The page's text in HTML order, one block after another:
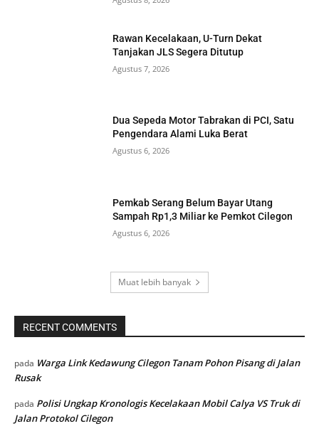
Rawan Kecelakaan, U-Turn Dekat
Tanjakan JLS Segera Ditutup
Agustus 7, 2026
Dua Sepeda Motor Tabrakan di PCI, Satu
Pengendara Alami Luka Berat
Agustus 6, 2026
Pemkab Serang Belum Bayar Utang
Sampah Rp1,3 Miliar ke Pemkot Cilegon
Agustus 6, 2026
Muat lebih banyak
RECENT COMMENTS
pada Warga Link Kedawung Cilegon Tanam Pohon Pisang di Jalan
Rusak
pada Polisi Ungkap Kronologis Kecelakaan Mobil Calya VS Truk di
Jalan Protokol Cilegon